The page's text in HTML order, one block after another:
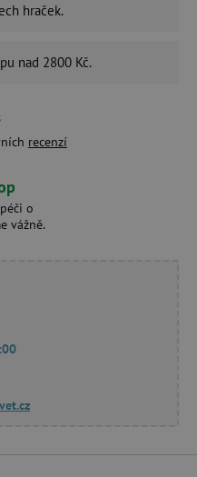
hraček.
nad 2800 Kč.
recenzí
o
vážně.